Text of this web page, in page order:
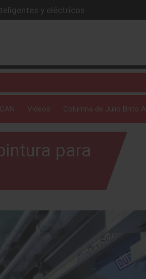
su estrategia global
México
la postventa automotriz.
y eléctricos
Videos Columna de Julio Brito A.
para